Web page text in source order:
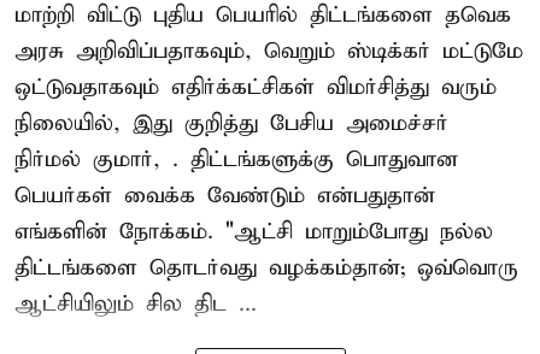
மாற்றி விட்டு புதிய பெயரில் திட்டங்களை தவெக
அரசு அறிவிப்பதாகவும், வெறும் ஸ்டிக்கர் மட்டுமே
ஒட்டுவதாகவும் எதிர்க்கட்சிகள் விமர்சித்து வரும்
நிலையில், இது குறித்து பேசிய அமைச்சர்
நிர்மல் குமார், . திட்டங்களுக்கு பொதுவான
பெயர்கள் வைக்க வேண்டும் என்பதுதான்
எங்களின் நோக்கம். "ஆட்சி மாறும்போது நல்ல
திட்டங்களை தொடர்வது வழக்கம்தான்; ஒவ்வொரு
ஆட்சியிலும் சில திட ...